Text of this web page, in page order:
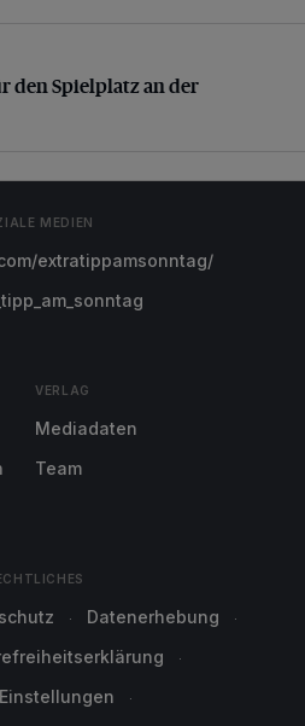
den Spielplatz an der Parkstraße
den Spielplatz an der
MEDIEN
extratippamsonntag/
VERLAG
Mediadaten
Team
Datenerhebung